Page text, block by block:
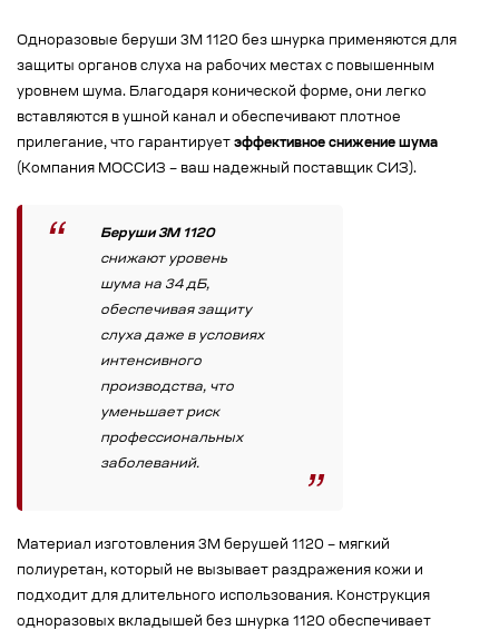
Одноразовые беруши 3M 1120 без шнурка применяются для
защиты органов слуха на рабочих местах с повышенным
уровнем шума. Благодаря конической форме, они легко
вставляются в ушной канал и обеспечивают плотное
прилегание, что гарантирует эффективное снижение шума
(Компания МОССИЗ – ваш надежный поставщик СИЗ).
Беруши 3M 1120
cнижают уровень
шума на 34 дБ,
обеспечивая защиту
слуха даже в условиях
интенсивного
производства, что
уменьшает риск
профессиональных
заболеваний.
Материал изготовления 3M берушей 1120 – мягкий
полиуретан, который не вызывает раздражения кожи и
подходит для длительного использования. Конструкция
одноразовых вкладышей без шнурка 1120 обеспечивает